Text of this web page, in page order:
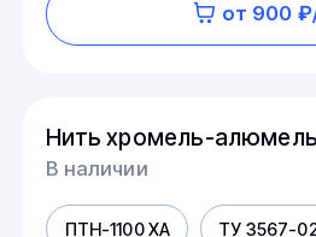
от 900
Нить хромель-алюмель
В наличии
ПТН-1100 ХА ТУ 3567-